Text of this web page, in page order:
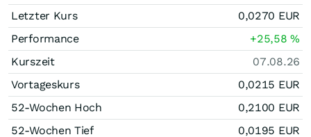
Letzter Kurs
0,0270 EUR
Performance
+25,58%
Kurszeit
07.08.26
Vortageskurs
0,0215 EUR
52-Wochen Hoch
0,2100 EUR
52-Wochen Tief
0,0195 EUR